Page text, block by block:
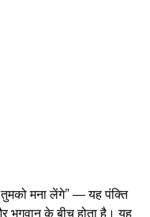
तुमको मना लेंगे” — यह पंक्ति
भगवान के बीच होता है। यह